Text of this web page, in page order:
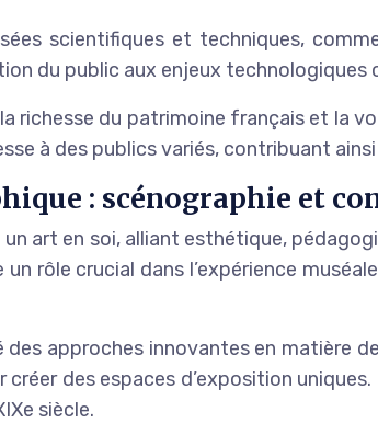
scientifiques et techniques,
du public aux enjeux technologiques
du patrimoine français et la
à des publics variés, contribuant
: scénographie et
art en soi, alliant esthétique,
un rôle crucial dans l’expérience
approches innovantes en matière
des espaces d’exposition
siècle.